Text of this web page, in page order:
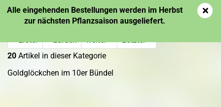
Alle eingehenden Bestellungen werden im Herbst
zur nächsten Pflanzsaison ausgeliefert.
« Erster « zurück weiter »
Letzter »
20 Artikel in dieser Kategorie
Goldglöckchen im 10er Bündel